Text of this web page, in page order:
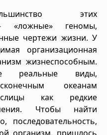
этих
«ложные» геномы,
чертежи жизни. У
организационная
жизнеспособным.
реальные виды,
океанам
как редкие
Чтобы найти
последовательность,